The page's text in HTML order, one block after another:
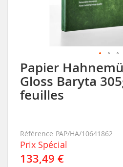
Papier
Gloss Baryta
feuilles
Référence PAP/HA/10641862
Prix Spécial
133,49 €
Skip
to
the
beginning
gallery